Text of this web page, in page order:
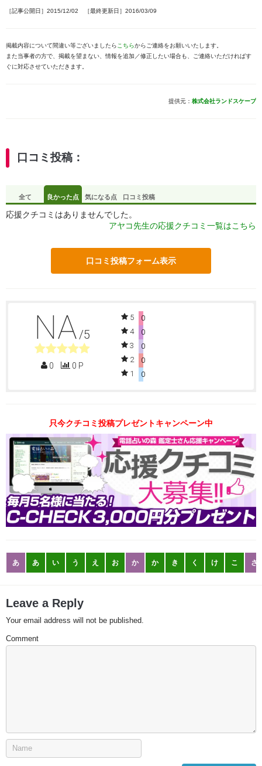
［記事公開日］2015/12/02 ［最終更新日］2016/03/09
掲載内容について間違い等ございましたら こちらからご連絡をお願いいたします。
また当事者の方で、掲載を望まない、情報を追加／修正したい場合も、ご連絡いただければす
ぐに対応させていただきます。
提供元： 株式会社ランドスケープ
口コミ投稿：
全て 良かった点 気になる点 口コミ投稿
応援クチコミはありませんでした。
アヤコ先生の応援クチコミ一覧はこちら
口コミ投稿フォーム表示
NA /5
0 0 P
5
0
4
0
3
0
2
0
1
0
只今クチコミ投稿プレゼントキャンペーン中
あ あ い う え お か か き く け こ さ
Leave a Reply
Your email address will not be published.
Comment